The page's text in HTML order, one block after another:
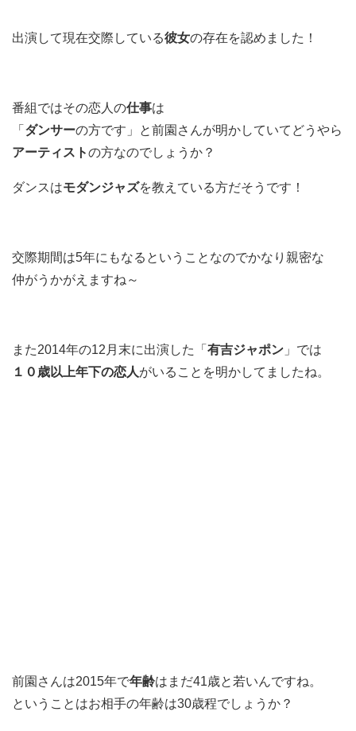
出演して現在交際している彼女の存在を認めました！
番組ではその恋人の仕事は
「 ダンサーの方です」と前園さんが明かしていてどうやら
アーティストの方なのでしょうか？
ダンスはモダンジャズを教えている方だそうです！
交際期間は5年にもなるということなのでかなり親密な
仲がうかがえますね～
また2014年の12月末に出演した「 有吉ジャポン 」では
１０歳以上年下の恋人がいることを明かしてましたね。
前園さんは2015年で年齢はまだ41歳と若いんですね。
ということはお相手の年齢は30歳程でしょうか？